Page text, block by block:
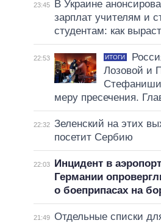
23:45
В Украине
зарплат учителям и
студентам: как
22:53 ИТОГИ
Лозовой и
меру пресечения.
22:32 Зеленский на этих
посетит Сербию
22:03
Инцидент в
Германии
о боеприпасах на
21:49 Отдельные списки